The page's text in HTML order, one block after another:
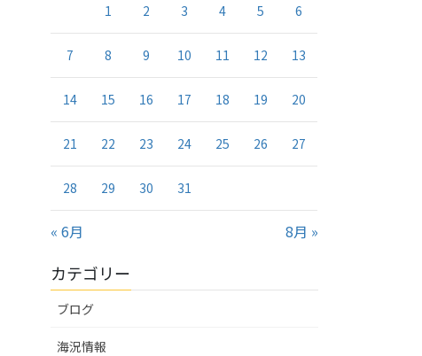
1 2 3 4 5 6
7 8 9 10 11 12 13
14 15 16 17 18 19 20
21 22 23 24 25 26 27
28 29 30 31
« 6月 8月 »
カテゴリー
ブログ
海況情報